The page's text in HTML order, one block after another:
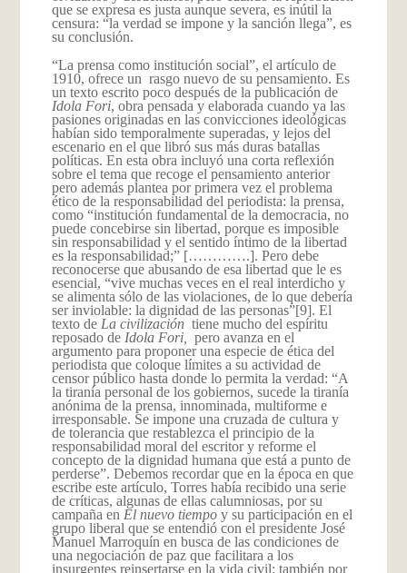
que se expresa es justa aunque severa, es inútil la
censura: “la verdad se impone y la sanción llega”, es
su conclusión.
“La prensa como institución social”, el artículo de
1910, ofrece un rasgo nuevo de su pensamiento. Es
un texto escrito poco después de la publicación de
Idola Fori, obra pensada y elaborada cuando ya las
pasiones originadas en las convicciones ideológicas
habían sido temporalmente superadas, y lejos del
escenario en el que libró sus más duras batallas
políticas. En esta obra incluyó una corta reflexión
sobre el tema que recoge el pensamiento anterior
pero además plantea por primera vez el problema
ético de la responsabilidad del periodista: la prensa,
como “institución fundamental de la democracia, no
puede concebirse sin libertad, porque es imposible
sin responsabilidad y el sentido íntimo de la libertad
es la responsabilidad;” [………….]. Pero debe
reconocerse que abusando de esa libertad que le es
esencial, “vive muchas veces en el real interdicho y
se alimenta sólo de las violaciones, de lo que debería
ser inviolable: la dignidad de las personas”[9]. El
texto de La civilizacióntiene mucho del espíritu
reposado de Idola Fori,
pero avanza en el
argumento para proponer una especie de ética del
periodista que coloque límites a su actividad de
censor público hasta donde lo permita la verdad: “A
la tiranía personal de los gobiernos, sucede la tiranía
anónima de la prensa, innominada, multiforme e
irresponsable. Se impone una cruzada de cultura y
de tolerancia que restablezca el principio de la
responsabilidad moral del escritor y reforme el
concepto de la dignidad humana que está a punto de
perderse”. Debemos recordar que en la época en que
escribe este artículo, Torres había recibido una serie
de críticas, algunas de ellas calumniosas, por su
campaña en El nuevo tiempoy su participación en el
grupo liberal que se entendió con el presidente José
Manuel Marroquín en busca de las condiciones de
una negociación de paz que facilitara a los
insurgentes reinsertarse en la vida civil; también por